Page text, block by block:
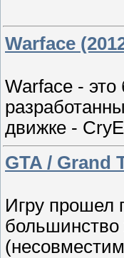
Warface
Warface - это
движке -
GTA / Grand
Игру прошел
большинство